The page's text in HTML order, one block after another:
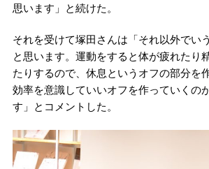
思います」と続けた。
それを受けて塚田さんは「それ以外でい
と思います。運動をすると体が疲れたり
たりするので、休息というオフの部分を
効率を意識していいオフを作っていくの
す」とコメントした。